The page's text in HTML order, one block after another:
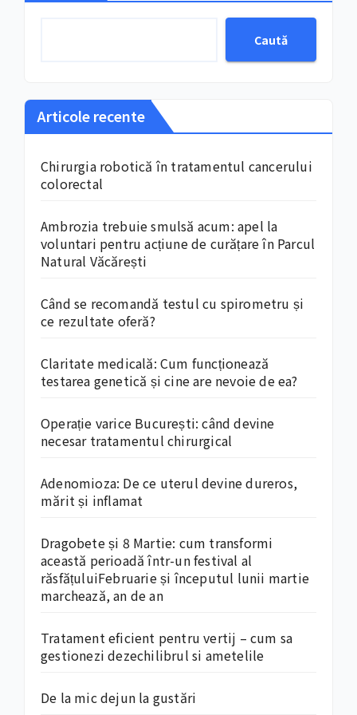
Caută
Articole recente
Chirurgia robotică în tratamentul cancerului
colorectal
Ambrozia trebuie smulsă acum: apel la
voluntari pentru acțiune de curățare în Parcul
Natural Văcărești
Când se recomandă testul cu spirometru și
ce rezultate oferă?
Claritate medicală: Cum funcționează
testarea genetică și cine are nevoie de ea?
Operație varice București: când devine
necesar tratamentul chirurgical
Adenomioza: De ce uterul devine dureros,
mărit și inflamat
Dragobete și 8 Martie: cum transformi
această perioadă într-un festival al
răsfățuluiFebruarie și începutul lunii martie
marchează, an de an
Tratament eficient pentru vertij – cum sa
gestionezi dezechilibrul si ametelile
De la mic dejun la gustări